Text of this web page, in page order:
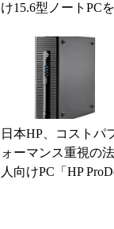
け15.6型ノートPCを
日本HP、コストパ
ォーマンス重視の法
人向けPC「HP